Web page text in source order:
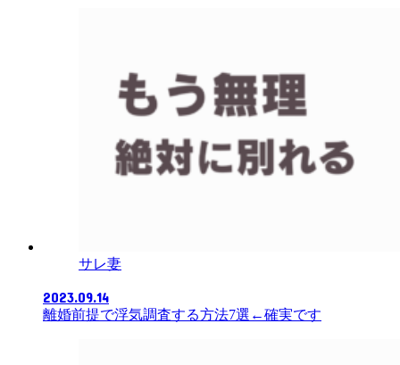
サレ妻
2023.09.14
離婚前提で浮気調査する方法7選←確実です